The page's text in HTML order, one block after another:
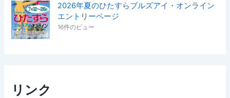
2026年夏のひたすらブルズアイ・オンライン
エントリーページ
16件のビュー
リンク